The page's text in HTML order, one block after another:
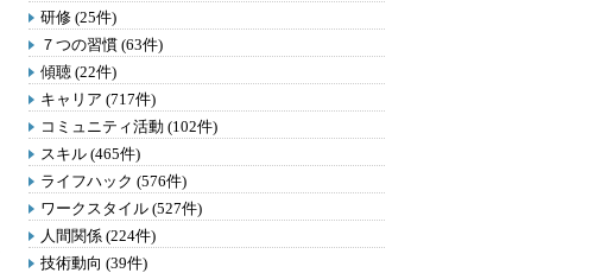
研修 (25件)
７つの習慣 (63件)
傾聴 (22件)
キャリア (717件)
コミュニティ活動 (102件)
スキル (465件)
ライフハック (576件)
ワークスタイル (527件)
人間関係 (224件)
技術動向 (39件)